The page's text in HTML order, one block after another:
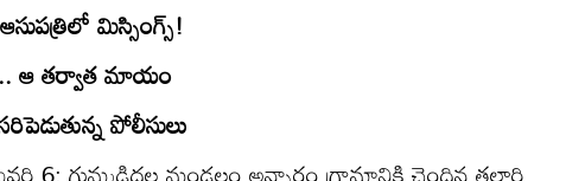
మిస్సింగ్స్‌!
ఆ తర్వాత మాయం
పోలీసులు